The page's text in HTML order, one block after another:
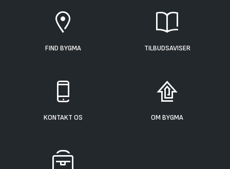
FIND BYGMA TILBUDSAVISER
KONTAKT OS OM BYGMA